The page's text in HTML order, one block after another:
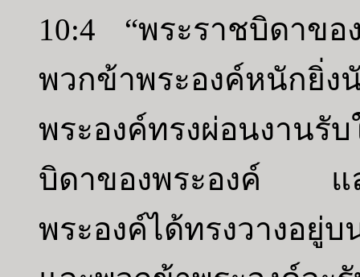
10:4 “พระราชบิดาขอ
พวกข้าพระองค์หนัก
พระองค์ทรงผ่อนงานรั
บิดาของพระองค์ แล
พระองค์ได้ทรงวางอยู่บ